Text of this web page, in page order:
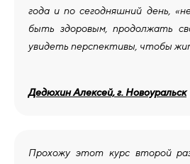
года и по сегодняшний день,
быть здоровым, продолжать
увидеть перспективы, чтобы
Дедюхин Алексей, г. Новоуральск
Прохожу этот курс второй